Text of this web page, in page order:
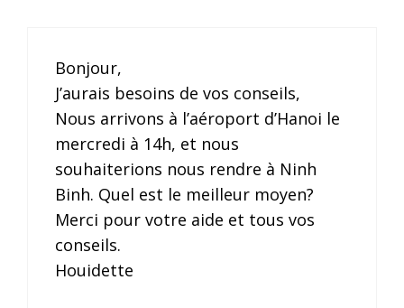
Bonjour,
J’aurais besoins de vos conseils,
Nous arrivons à l’aéroport d’Hanoi le
mercredi à 14h, et nous
souhaiterions nous rendre à Ninh
Binh. Quel est le meilleur moyen?
Merci pour votre aide et tous vos
conseils.
Houidette